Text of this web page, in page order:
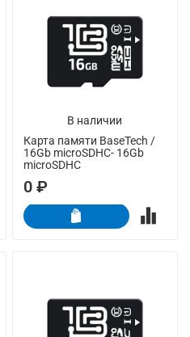
В наличии
Карта памяти BaseTech /
16Gb microSDHC- 16Gb
microSDHC
0 ₽